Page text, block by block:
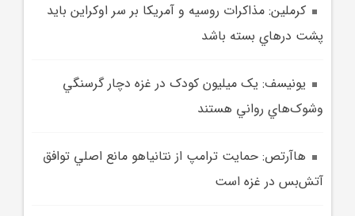
کرملين: مذاکرات روسيه و آمريکا بر سر اوکراين بايد
پشت درهاي بسته باشد
يونيسف: يک ميليون کودک در غزه دچار گرسنگي
وشوک‌هاي رواني هستند
هاآرتص: حمايت ترامپ از نتانياهو مانع اصلي توافق
آتش‌بس در غزه است